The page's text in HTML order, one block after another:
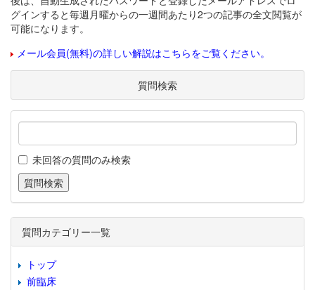
グインすると毎週月曜からの一週間あたり2つの記事の全文閲覧が
可能になります。
メール会員(無料)の詳しい解説はこちらをご覧ください。
質問検索
未回答の質問のみ検索
質問カテゴリー一覧
トップ
前臨床